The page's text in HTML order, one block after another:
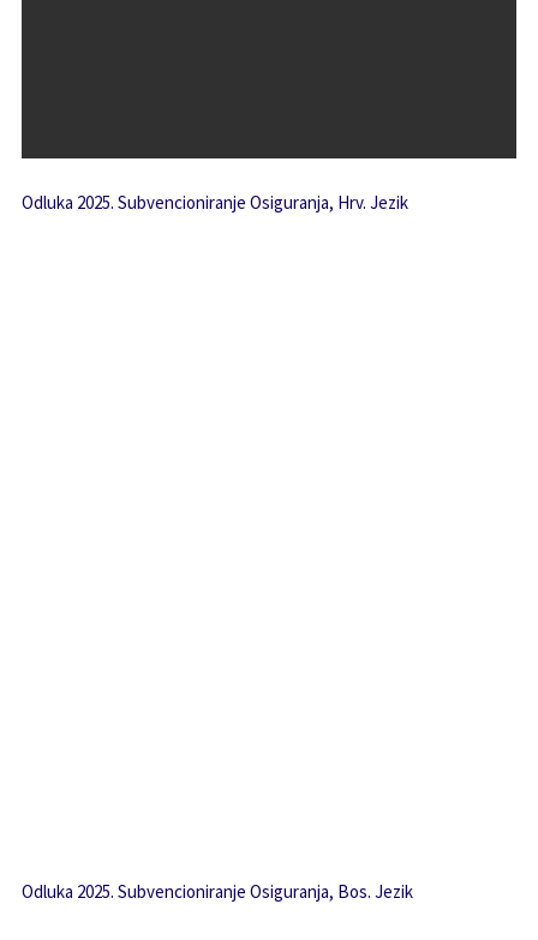
Odluka 2025. Subvencioniranje Osiguranja, Hrv. Jezik
Odluka 2025. Subvencioniranje Osiguranja, Bos. Jezik